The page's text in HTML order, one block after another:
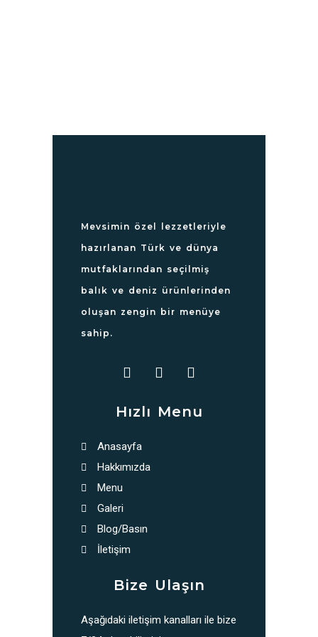
Mevsimin özel lezzetleriyle
hazırlanan Türk ve dünya
mutfaklarından seçilmiş
balık ve deniz ürünlerinden
oluşan zengin bir menüye
sahip.
Hızlı Menu
Anasayfa
Hakkımızda
Menu
Galeri
Blog/Basın
İletişim
Bize Ulaşın
Aşağıdaki iletişim kanalları ile bize